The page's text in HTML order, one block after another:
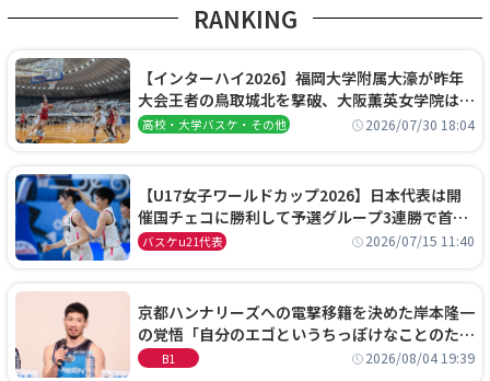
RANKING
【インターハイ2026】福岡大学附属大濠が昨年
大会王者の鳥取城北を撃破、大阪薫英女学院は岐
阜女子に完勝、大会3日目試合結果
高校・大学バスケ・その他 2026/07/30 18:04
【U17女子ワールドカップ2026】日本代表は開
催国チェコに勝利して予選グループ3連勝で首位
通過！準々決勝の相手はエジプトに決定
バスケu21代表 2026/07/15 11:40
京都ハンナリーズへの電撃移籍を決めた岸本隆一
の覚悟「自分のエゴというちっぽけなことのため
に、京都に来たわけではない」
B1 2026/08/04 19:39